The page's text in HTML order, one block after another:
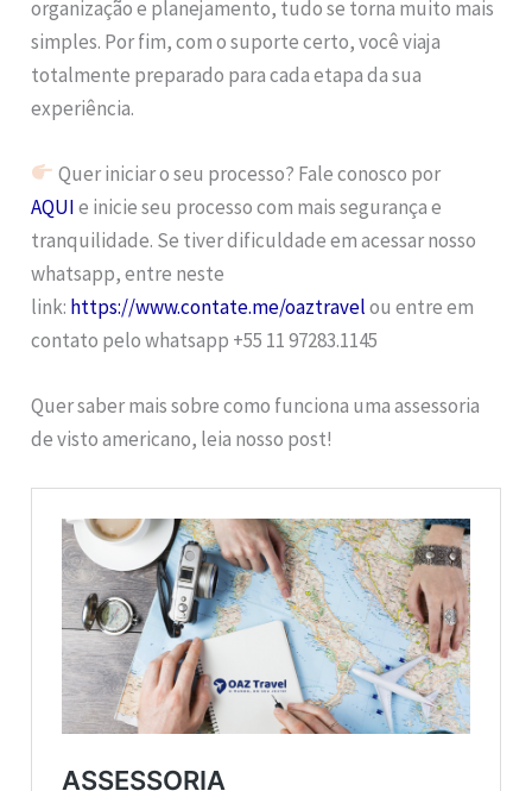
organização e planejamento, tudo se torna muito mais
simples. Por fim, com o suporte certo, você viaja
totalmente preparado para cada etapa da sua
experiência.
Quer iniciar o seu processo? Fale conosco por
AQUIe inicie seu processo com mais segurança e
tranquilidade. Se tiver dificuldade em acessar nosso
whatsapp, entre neste
link: https://www.contate.me/oaztravelou entre em
contato pelo whatsapp +55 11 97283.1145
Quer saber mais sobre como funciona uma assessoria
de visto americano, leia nosso post!